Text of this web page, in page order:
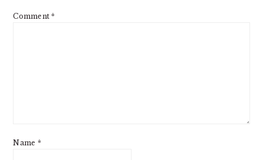
Comment*
Name *